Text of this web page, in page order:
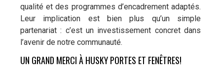
qualité et des programmes d’encadrement adaptés.
Leur implication est bien plus qu’un simple
partenariat : c’est un investissement concret dans
l’avenir de notre communauté.
UN GRAND MERCI À HUSKY PORTES ET FENÊTRES!